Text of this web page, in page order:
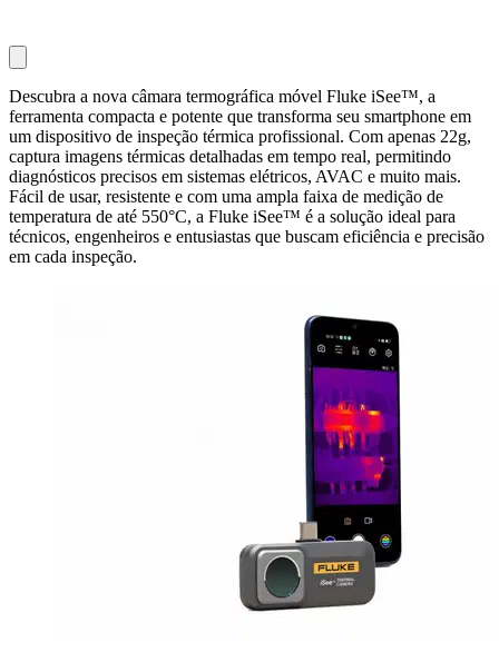
Descubra a nova câmara termográfica móvel Fluke iSee™, a
ferramenta compacta e potente que transforma seu smartphone em
um dispositivo de inspeção térmica profissional. Com apenas 22g,
captura imagens térmicas detalhadas em tempo real, permitindo
diagnósticos precisos em sistemas elétricos, AVAC e muito mais.
Fácil de usar, resistente e com uma ampla faixa de medição de
temperatura de até 550°C, a Fluke iSee™ é a solução ideal para
técnicos, engenheiros e entusiastas que buscam eficiência e precisão
em cada inspeção.